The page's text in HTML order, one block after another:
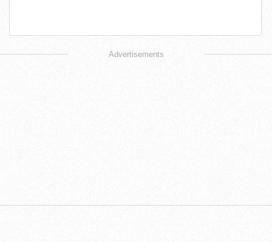
Advertisements